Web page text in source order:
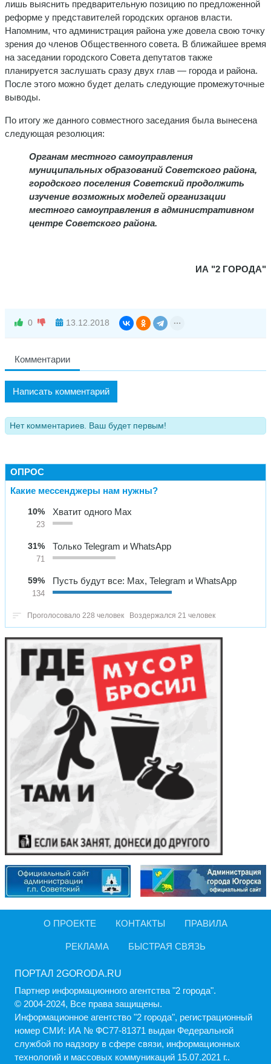
лишь выяснить предварительную позицию по предложенной
реформе у представителей городских органов власти.
Напомним, что администрация района уже довела свою точку
зрения до членов Общественного совета. В ближайшее время
на заседании городского Совета депутатов также
планируется заслушать сразу двух глав — города и района.
После этого можно будет делать следующие промежуточные
выводы.
По итогу же данного совместного заседания была вынесена
следующая резолюция:
Органам местного самоуправления
муниципальных образований Советского района,
городского поселения Советский продолжить
изучение возможных моделей организации
местного самоуправления в административном
центре Советского района.
ИА "2 ГОРОДА"
0 13.12.2018
Комментарии
Написать комментарий
Нет комментариев. Ваш будет первым!
ОПРОС
Какие мессенджеры нам нужны?
10%
23
Хватит одного Max
31%
71
Только Telegram и WhatsApp
59%
134
Пусть будут все: Max, Telegram и WhatsApp
Проголосовало 228 человек Воздержался 21 человек
О ПРОЕКТЕ КОНТАКТЫ ПРАВИЛА
РЕКЛАМА БЫСТРАЯ СВЯЗЬ
ПОРТАЛ 2GORODA.RU
Партнер информационного агентства "2 города".
© 2004-2024, Все права защищены.
Информационное агентство "2 города", регистрационный
номер СМИ: ИА № ФС77-81371 выдан Федеральной
службой по надзору в сфере связи, информационных
технологий и массовых коммуникаций 15.07.2021 г..